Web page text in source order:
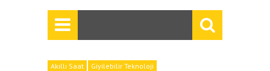
Akıllı Saat Giyilebilir Teknoloji